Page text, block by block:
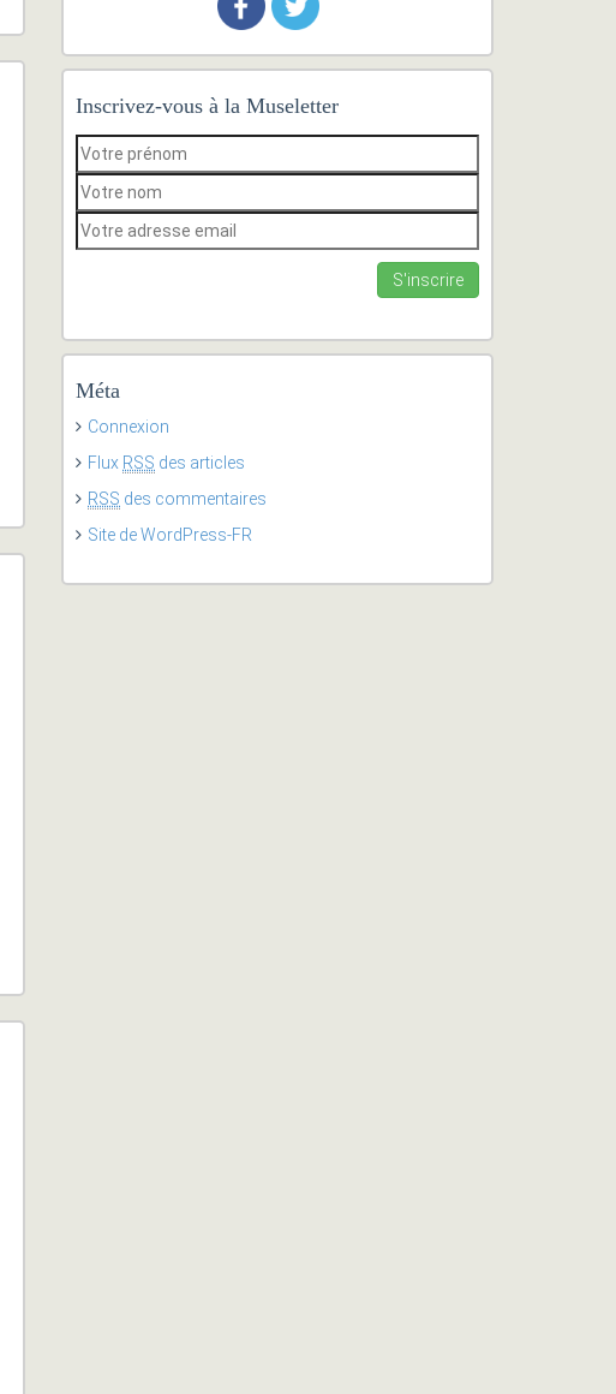
Inscrivez-vous à la Museletter
Méta
Connexion
Flux RSS des articles
RSS des commentaires
Site de WordPress-FR